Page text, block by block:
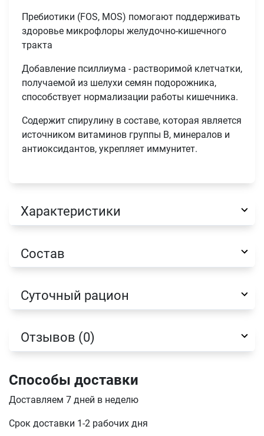
Пребиотики (FOS, MOS) помогают поддерживать
здоровье микрофлоры желудочно-кишечного
тракта
Добавление псиллиума - растворимой клетчатки,
получаемой из шелухи семян подорожника,
способствует нормализации работы кишечника.
Содержит спирулину в составе, которая является
источником витаминов группы В, минералов и
антиоксидантов, укрепляет иммунитет.
Характеристики
Состав
Суточный рацион
Отзывов (0)
Способы доставки
Доставляем 7 дней в неделю
Срок доставки 1-2 рабочих дня
Продолжить покупки
E-mail
отправить